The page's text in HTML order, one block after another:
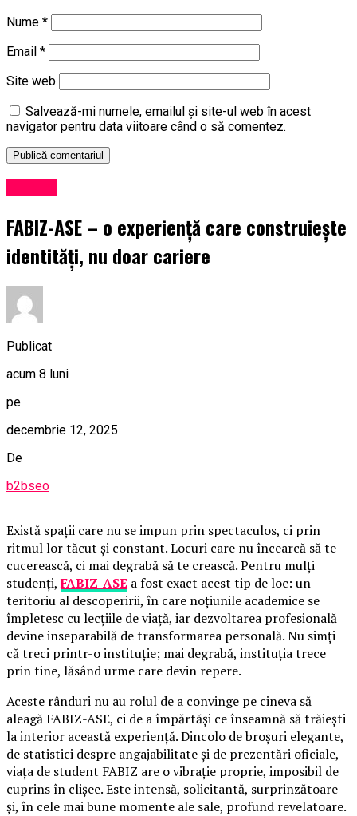
Nume *
Email *
Site web
Salvează-mi numele, emailul și site-ul web în acest
navigator pentru data viitoare când o să comentez.
FABIZ-ASE – o experiență care construiește
identități, nu doar cariere
Publicat
acum 8 luni
pe
decembrie 12, 2025
De
b2bseo
Există spații care nu se impun prin spectaculos, ci prin
ritmul lor tăcut și constant. Locuri care nu încearcă să te
cucerească, ci mai degrabă să te crească. Pentru mulţi
studenţi,FABIZ-ASE a fost exact acest tip de loc: un
teritoriu al descoperirii, în care noțiunile academice se
împletesc cu lecțiile de viață, iar dezvoltarea profesională
devine inseparabilă de transformarea personală. Nu simți
că treci printr-o instituție; mai degrabă, instituția trece
prin tine, lăsând urme care devin repere.
Aceste rânduri nu au rolul de a convinge pe cineva să
aleagă FABIZ-ASE, ci de a împărtăși ce înseamnă să trăiești
la interior această experiență. Dincolo de broșuri elegante,
de statistici despre angajabilitate și de prezentări oficiale,
viața de student FABIZ are o vibrație proprie, imposibil de
cuprins în clișee. Este intensă, solicitantă, surprinzătoare
și, în cele mai bune momente ale sale, profund revelatoare.